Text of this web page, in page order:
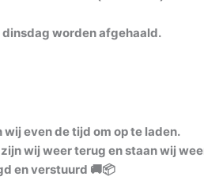
worden afgehaald.
even de tijd om op te laden.
wij weer terug en staan wij
en verstuurd 🚚📦